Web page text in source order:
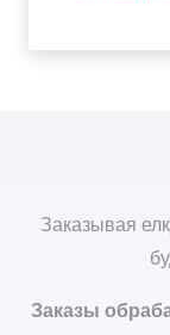
Заказывая
Заказы